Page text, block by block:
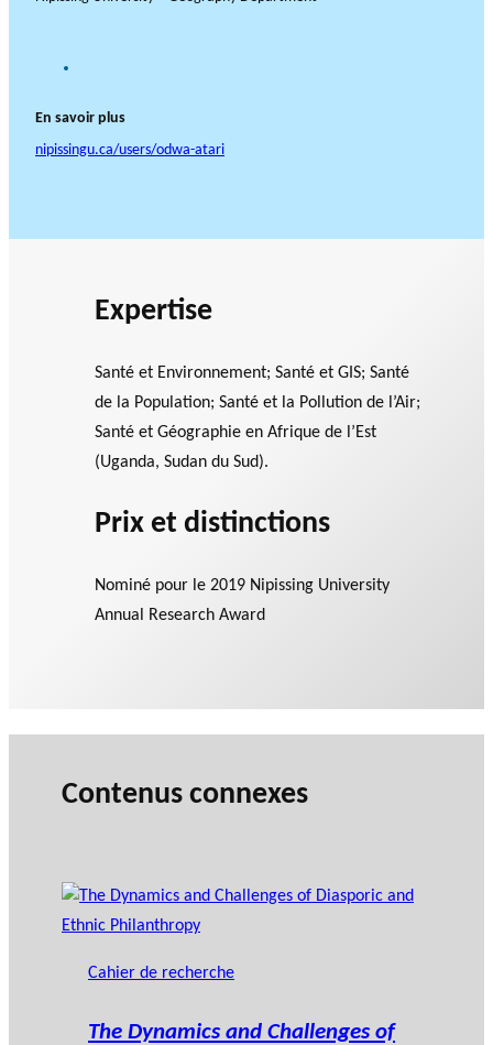
g
l
En savoir plus
nipissingu.ca/users/odwa-atari
Expertise
Santé et Environnement; Santé et GIS; Santé
de la Population; Santé et la Pollution de l’Air;
Santé et Géographie en Afrique de l’Est
(Uganda, Sudan du Sud).
Prix et distinctions
Nominé pour le2019 Nipissing University
Annual Research Award
Contenus connexes
Cahier de recherche
The Dynamics and Challenges of